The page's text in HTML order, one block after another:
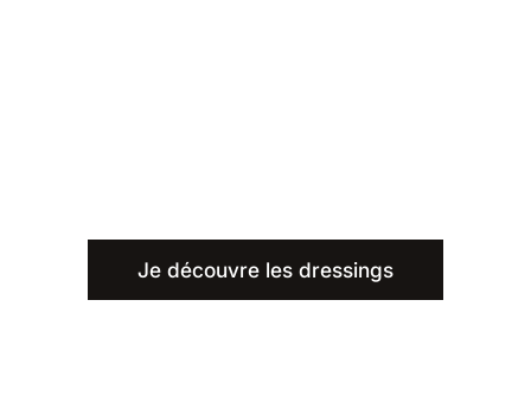
Je découvre les dressings